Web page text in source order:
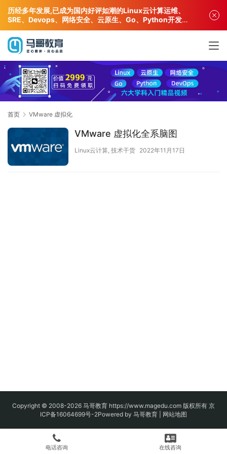
首页 VMware 虚拟化
VMware 虚拟化全系脑图
Linux云计算, 技术干货 2022年11月17日
Copyright © 2008-2026 马哥教育 https://www.magedu.com 版权所有 京
ICP备16064699号-2Powered by 马哥教育 | 网站地图
电话咨询 在线咨询
历经多年发展,已成为国内好评如潮的Linux云计算运维、
SRE、Devops、网络安全、云原生、Go、Python开发专
业人才培训机构!